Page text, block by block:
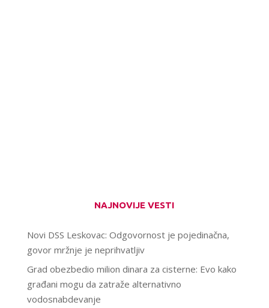
NAJNOVIJE VESTI
Novi DSS Leskovac: Odgovornost je pojedinačna,
govor mržnje je neprihvatljiv
Grad obezbedio milion dinara za cisterne: Evo kako
građani mogu da zatraže alternativno
vodosnabdevanje